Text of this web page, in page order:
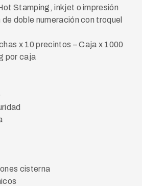
Stamping, inkjet o impresión
doble numeración con troquel
x 10 precintos – Caja x 1000
por caja
cisterna